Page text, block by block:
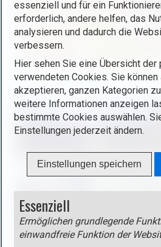
n
L
g
h
t
b
o
x
f
f
n
(
B
i
l
d
i
L
i
t
b
essenziell und für ein
erforderlich, andere helfen, das
analysieren und dadurch die
verbessern.
Hier sehen Sie eine Übersicht
verwendeten Cookies. Sie
akzeptieren, ganzen Kategorien
weitere Informationen anzeigen
bestimmte Cookies auswählen.
Einstellungen jederzeit ändern.
Einstellungen speichern
Essenziell
Ermöglichen grundlegende
einwandfreie Funktion der